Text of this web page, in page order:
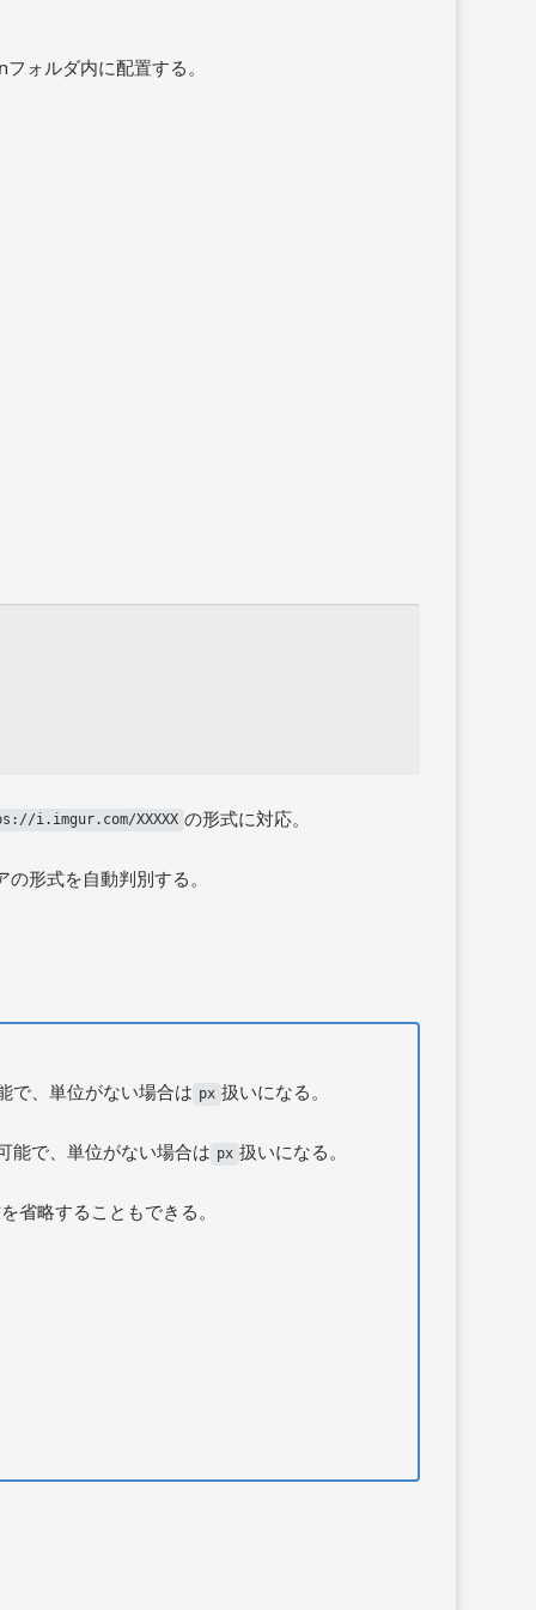
ォルダ内に配置する。
i.imgur.com/XXXXX の形式に対応。
形式を自動判別する。
で、単位がない場合は px 扱いになる。
能で、単位がない場合は px 扱いになる。
省略することもできる。